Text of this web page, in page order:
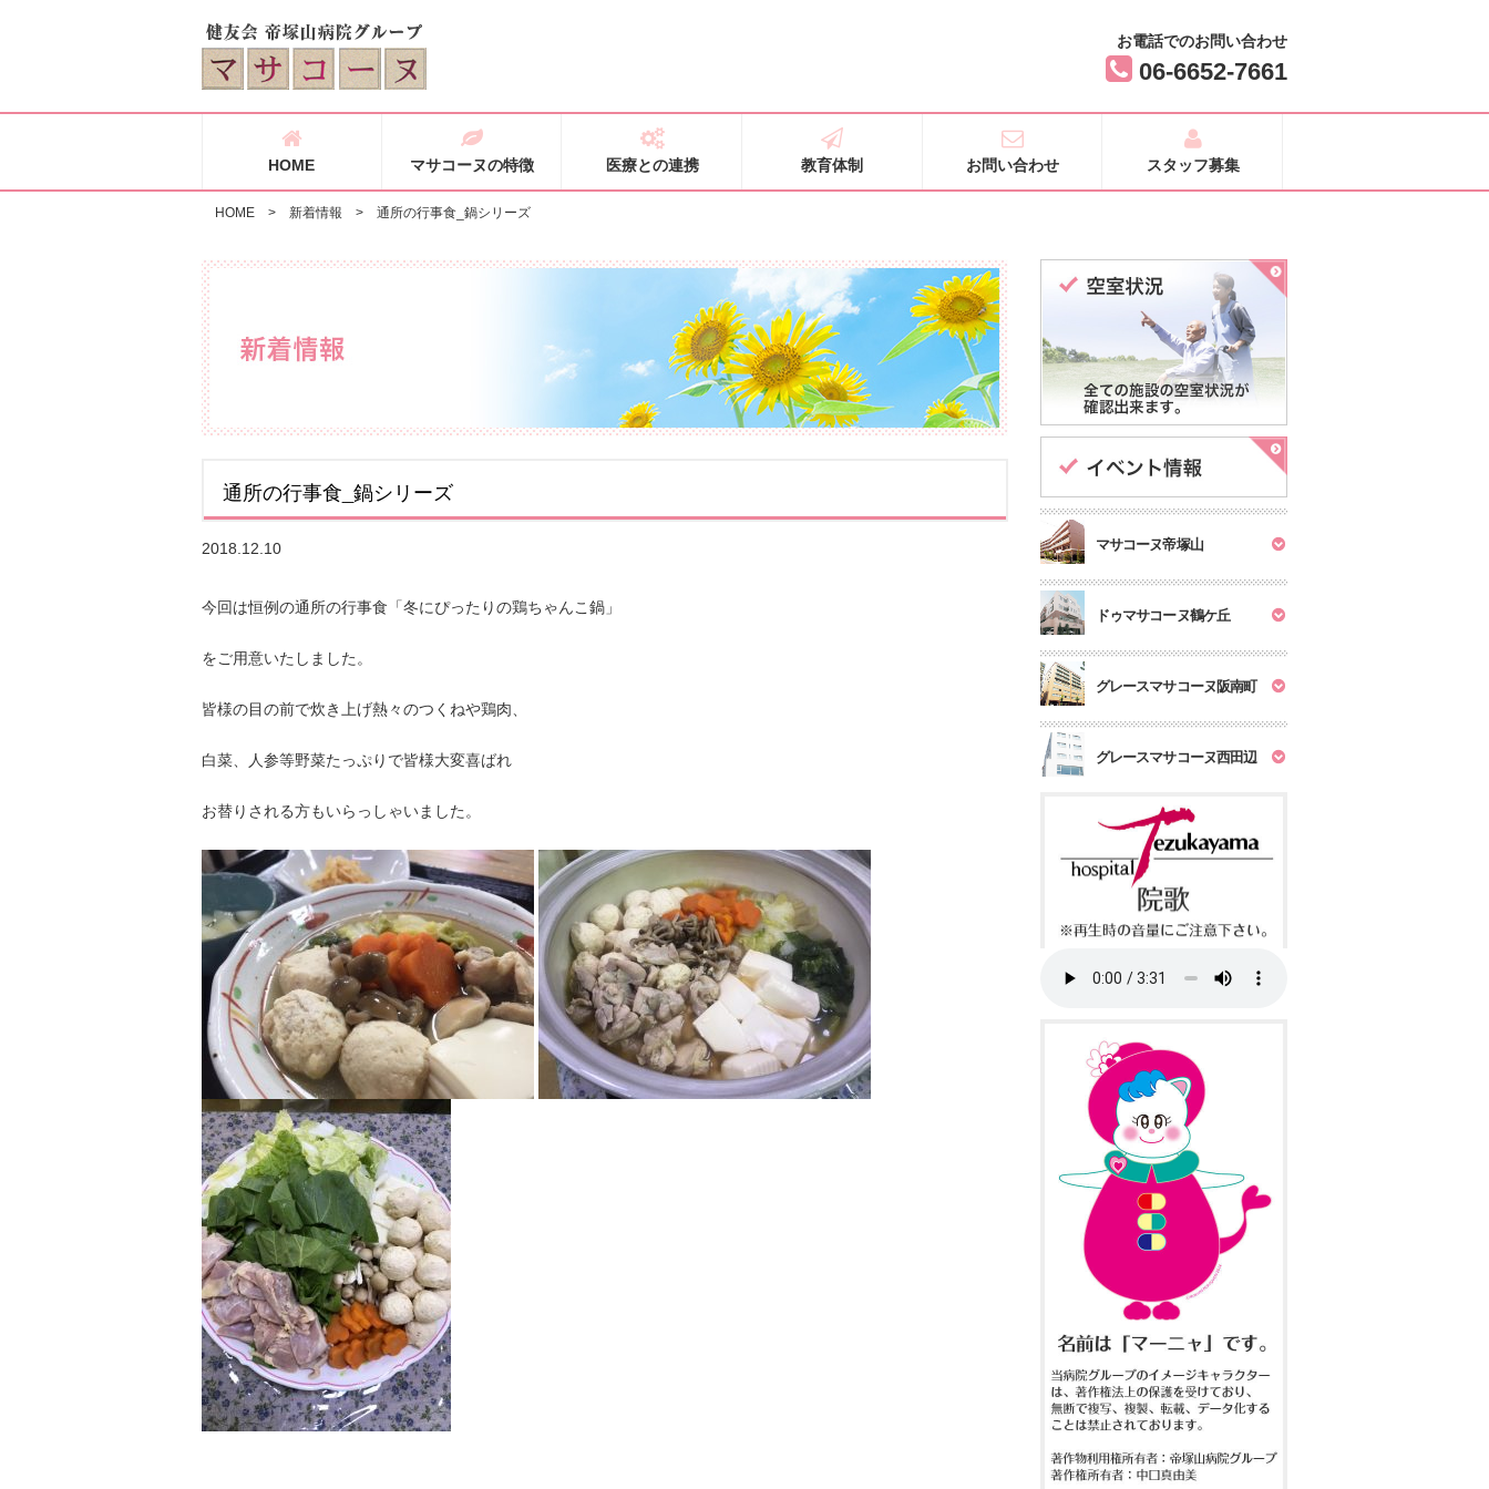
お電話でのお問い合わせ
06-6652-7661
HOME マサコーヌの特徴 医療との連携 教育体制 お問い合わせ スタッフ募集
HOME > 新着情報 > 通所の行事食_鍋シリーズ
通所の行事食_鍋シリーズ
2018.12.10
今回は恒例の通所の行事食「冬にぴったりの鶏ちゃんこ鍋」
をご用意いたしました。
皆様の目の前で炊き上げ熱々のつくねや鶏肉、
白菜、人参等野菜たっぷりで皆様大変喜ばれ
お替りされる方もいらっしゃいました。
マサコーヌ帝塚山
ドゥマサコーヌ鶴ケ丘
グレースマサコーヌ阪南町
グレースマサコーヌ西田辺